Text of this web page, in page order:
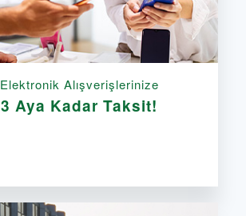
Elektronik Alışverişlerinize
3 Aya Kadar Taksit!